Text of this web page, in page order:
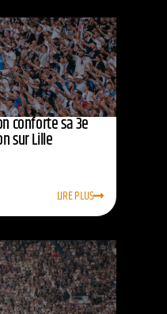
conforte sa 3e
sur Lille
LIRE PLUS